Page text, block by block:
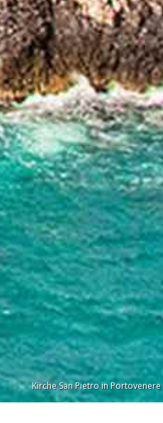
Kirche San Pietro in